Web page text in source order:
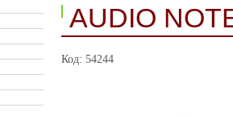
AUDIO
Код: 54244